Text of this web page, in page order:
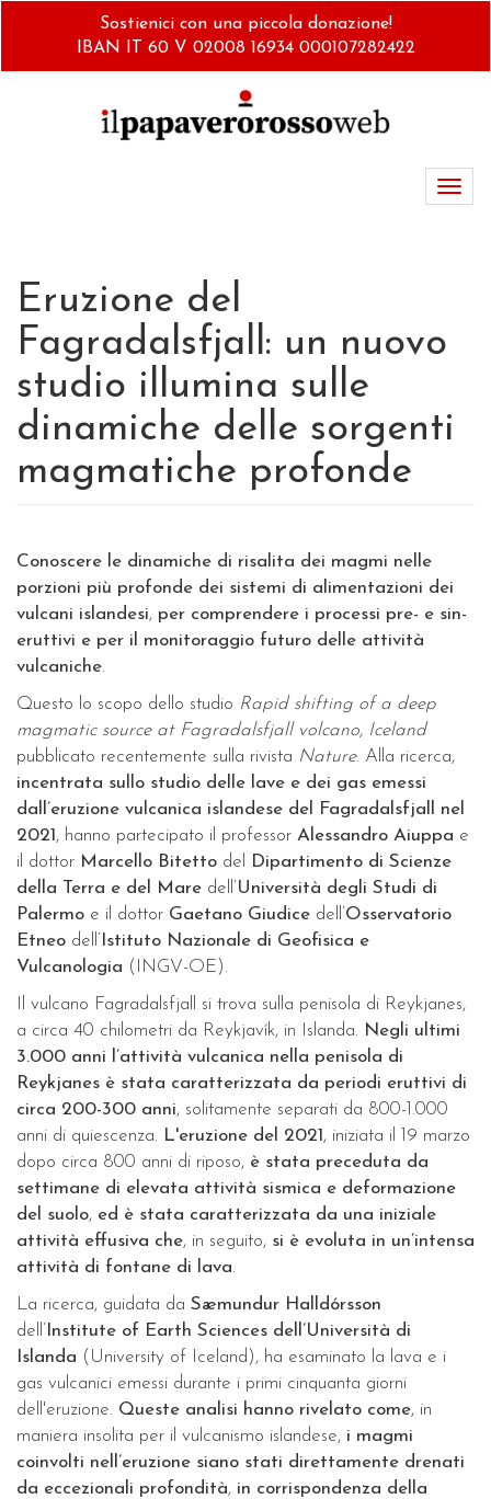
Sostienici con una piccola donazione!
IBAN IT 60 V 02008 16934 000107282422
Eruzione del
Fagradalsfjall: un nuovo
studio illumina sulle
dinamiche delle sorgenti
magmatiche profonde
Conoscere le dinamiche di risalita dei magmi nelle
porzioni più profonde dei sistemi di alimentazioni dei
vulcani islandesi, per comprendere i processi pre- e sin-
eruttivi e per il monitoraggio futuro delle attività
vulcaniche.
Questo lo scopo dello studio Rapid shifting of a deep
magmatic source at Fagradalsfjall volcano, Iceland
pubblicato recentemente sulla rivista Nature. Alla ricerca,
incentrata sullo studio delle lave e dei gas emessi
dall’eruzione vulcanica islandese del Fagradalsfjall nel
2021 , hanno partecipato il professor Alessandro Aiuppa e
il dottor Marcello Bitetto del
Dipartimento di Scienze
della Terra e del Mare dell’Università degli Studi di
Palermo e il dottor Gaetano Giudice dell’Osservatorio
Etneo dell’ Istituto Nazionale di Geofisica e
Vulcanologia (INGV-OE).
Il vulcano Fagradalsfjall si trova sulla penisola di Reykjanes,
a circa 40 chilometri da Reykjavík, in Islanda. Negli ultimi
3.000 anni l’attività vulcanica nella penisola di
Reykjanes è stata caratterizzata da periodi eruttivi di
circa 200-300 anni, solitamente separati da 800-1.000
anni di quiescenza. L'eruzione del 2021 , iniziata il 19 marzo
dopo circa 800 anni di riposo, è stata preceduta da
settimane di elevata attività sismica e deformazione
del suolo, ed è stata caratterizzata da una iniziale
attività effusiva che, in seguito, si è evoluta in un’intensa
attività di fontane di lava.
La ricerca, guidata da Sæmundur Halldórsson
dell’ Institute of Earth Sciences dell’Università di
Islanda (University of Iceland), ha esaminato la lava e i
gas vulcanici emessi durante i primi cinquanta giorni
dell'eruzione. Queste analisi hanno rivelato come, in
maniera insolita per il vulcanismo islandese, i magmi
coinvolti nell’eruzione siano stati direttamente drenati
da eccezionali profondità, in corrispondenza della